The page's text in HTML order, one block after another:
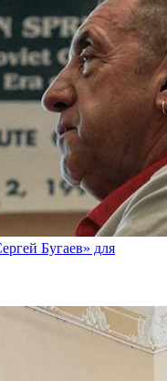
Бугаев» для